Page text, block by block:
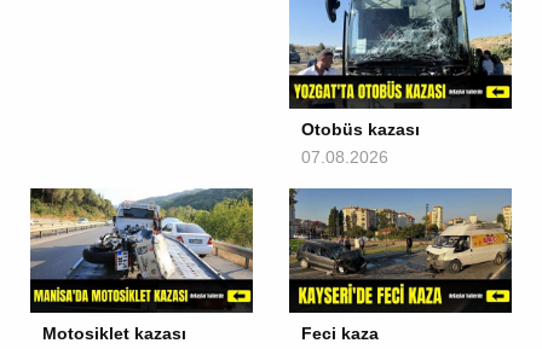
Otobüs kazası
07.08.2026
Motosiklet kazası
Feci kaza